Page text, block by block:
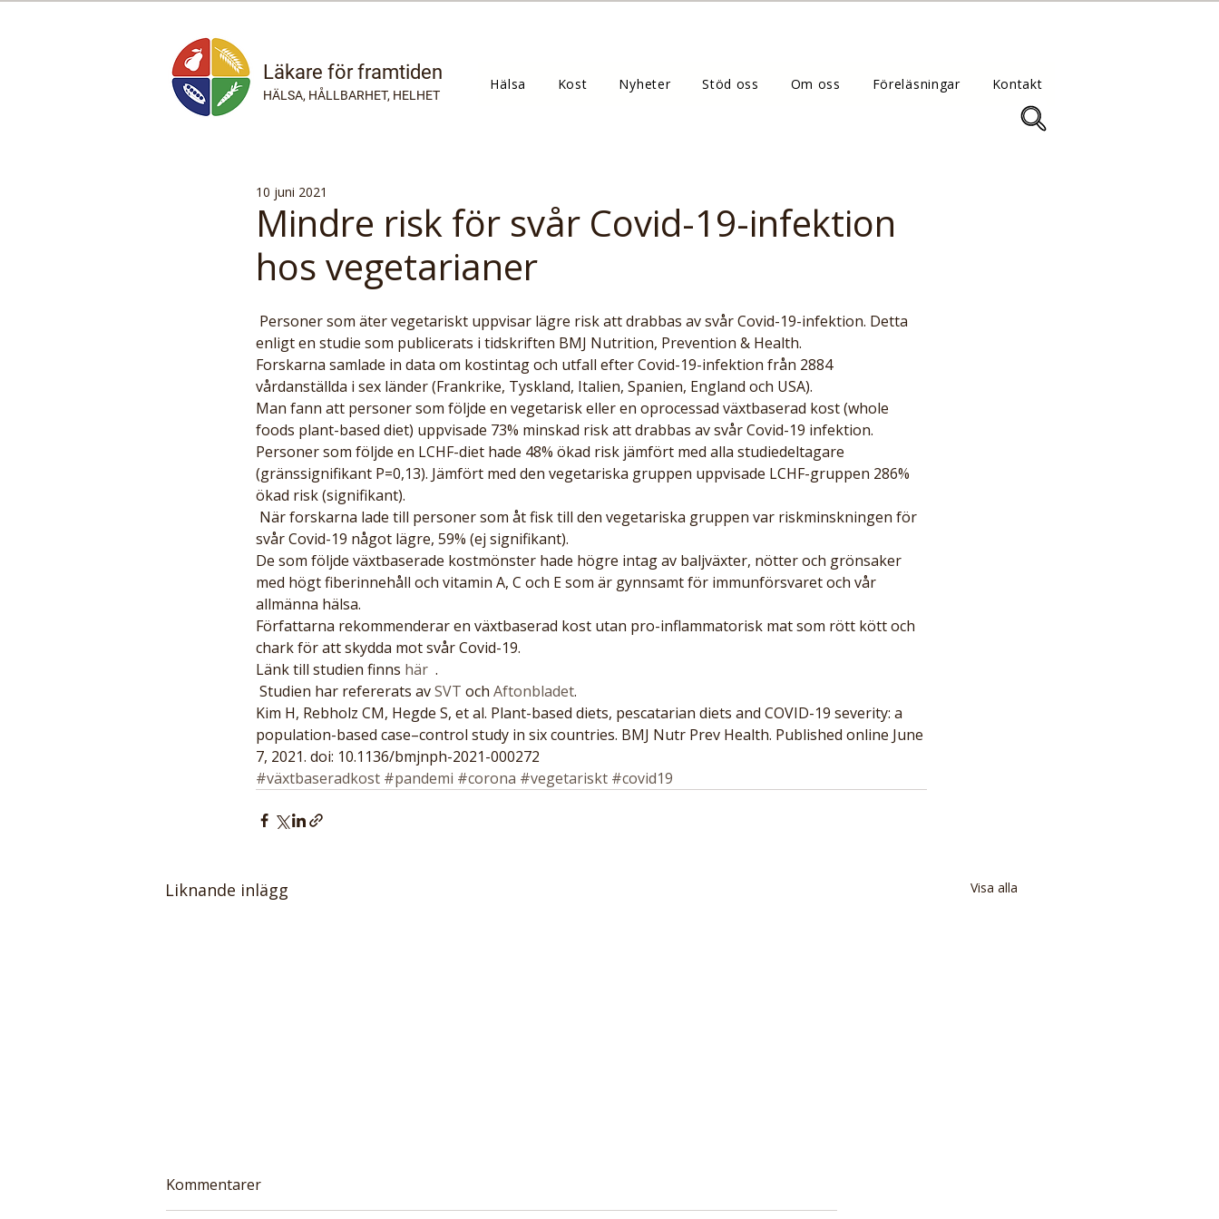
Läkare för framtiden
HÄLSA, HÅLLBARHET, HELHET
Hälsa Kost Nyheter Stöd oss Om oss Föreläsningar Kontakt
Mindre risk för svår Covid-19-infektion
hos vegetarianer
10 juni 2021
enligt en studie som publicerats i tidskriften BMJ Nutrition, Prevention & Health.
Forskarna samlade in data om kostintag och utfall efter Covid-19-infektion från 2884
vårdanställda i sex länder (Frankrike, Tyskland, Italien, Spanien, England och USA).
Man fann att personer som följde en vegetarisk eller en oprocessad växtbaserad kost (whole
foods plant-based diet) uppvisade 73% minskad risk att drabbas av svår Covid-19 infektion.
Personer som följde en LCHF-diet hade 48% ökad risk jämfört med alla studiedeltagare
(gränssignifikant P=0,13). Jämfört med den vegetariska gruppen uppvisade LCHF-gruppen 286%
ökad risk (signifikant).
svår Covid-19 något lägre, 59% (ej signifikant).
De som följde växtbaserade kostmönster hade högre intag av baljväxter, nötter och grönsaker
med högt fiberinnehåll och vitamin A, C och E som är gynnsamt för immunförsvaret och vår
allmänna hälsa.
Författarna rekommenderar en växtbaserad kost utan pro-inflammatorisk mat som rött kött och
chark för att skydda mot svår Covid-19.
Länk till studien finns här .
Studien har refererats av SVT och Aftonbladet.
Kim H, Rebholz CM, Hegde S, et al. Plant-based diets, pescatarian diets and COVID-19 severity: a
population-based case–control study in six countries. BMJ Nutr Prev Health. Published online June
7, 2021. doi: 10.1136/bmjnph-2021-000272
#växtbaseradkost #pandemi #corona #vegetariskt #covid19
Liknande inlägg Visa alla
Kommentarer